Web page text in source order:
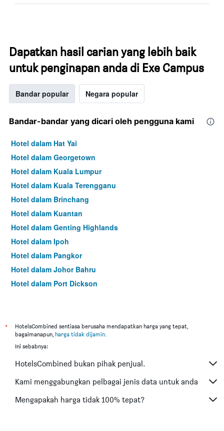
Dapatkan hasil carian yang lebih baik
untuk penginapan anda di Exe Campus
Bandar popular Negara popular
Bandar-bandar yang dicari oleh pengguna kami
Hotel dalam Hat Yai
Hotel dalam Georgetown
Hotel dalam Kuala Lumpur
Hotel dalam Kuala Terengganu
Hotel dalam Brinchang
Hotel dalam Kuantan
Hotel dalam Genting Highlands
Hotel dalam Ipoh
Hotel dalam Pangkor
Hotel dalam Johor Bahru
Hotel dalam Port Dickson
*
HotelsCombined sentiasa berusaha mendapatkan harga yang tepat,
bagaimanapun, harga tidak dijamin.
Ini sebabnya:
HotelsCombined bukan pihak penjual.
Kami menggabungkan pelbagai jenis data untuk anda
Mengapakah harga tidak 100% tepat?